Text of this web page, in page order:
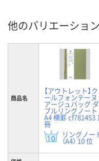
他のバリエーション
商品名
【アウトレット】
ールフォンテーヌ
アージュバッグ ダ
ブルリングノート
A4 横罫 cf781453 1
冊
リングノー
（A4） 10 位